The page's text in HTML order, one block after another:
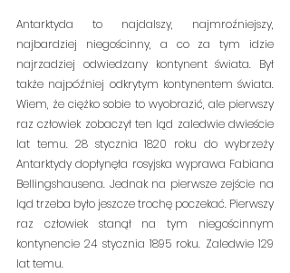
Antarktyda to najdalszy, najmroźniejszy,
najbardziej niegościnny, a co za tym idzie
najrzadziej odwiedzany kontynent świata. Był
także najpóźniej odkrytym kontynentem świata.
Wiem, że ciężko sobie to wyobrazić, ale pierwszy
raz człowiek zobaczył ten ląd zaledwie dwieście
lat temu. 28 stycznia 1820 roku do wybrzeży
Antarktydy dopłynęła rosyjska wyprawa Fabiana
Bellingshausena. Jednak na pierwsze zejście na
ląd trzeba było jeszcze trochę poczekać. Pierwszy
raz człowiek stanął na tym niegościnnym
kontynencie 24 stycznia 1895 roku. Zaledwie 129
lat temu.